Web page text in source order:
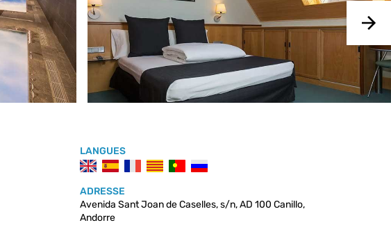
LANGUES
ADRESSE
Avenida Sant Joan de Caselles, s/n, AD 100 Canillo,
Andorre